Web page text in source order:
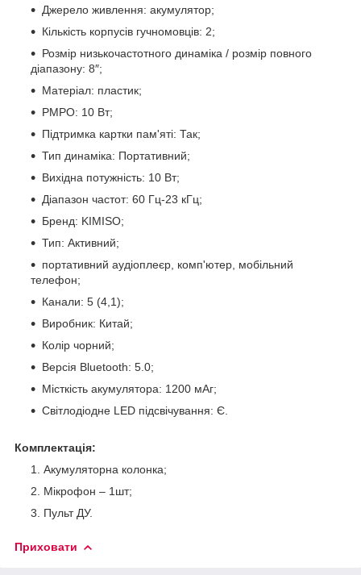
Джерело живлення: акумулятор;
Кількість корпусів гучномовців: 2;
Розмір низькочастотного динаміка / розмір повного
діапазону: 8″;
Матеріал: пластик;
PMPO: 10 Вт;
Підтримка картки пам'яті: Так;
Тип динаміка: Портативний;
Вихідна потужність: 10 Вт;
Діапазон частот: 60 Гц-23 кГц;
Бренд: KIMISO;
Тип: Активний;
портативний аудіоплеєр, комп'ютер, мобільний
телефон;
Канали: 5 (4,1);
Виробник: Китай;
Колір чорний;
Версія Bluetooth: 5.0;
Місткість акумулятора: 1200 мАг;
Світлодіодне LED підсвічування: Є.
Комплектація:
Акумуляторна колонка;
Мікрофон – 1шт;
Пульт ДУ.
Приховати